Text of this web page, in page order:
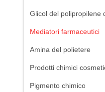
Glicol del polipropilene
Mediatori farmaceutici
Amina del polietere
Prodotti chimici
Pigmento chimico